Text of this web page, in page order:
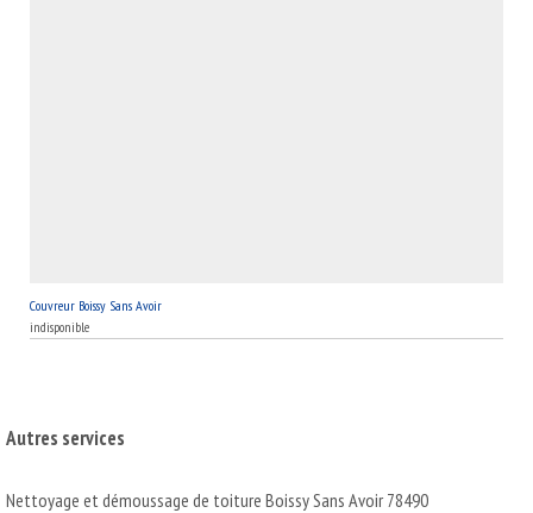
Couvreur Boissy Sans Avoir
indisponible
Autres services
Nettoyage et démoussage de toiture Boissy Sans Avoir 78490